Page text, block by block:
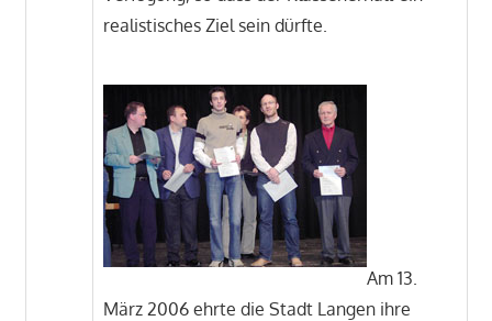
realistisches Ziel sein dürfte.
Am 13.
März 2006 ehrte die Stadt Langen ihre